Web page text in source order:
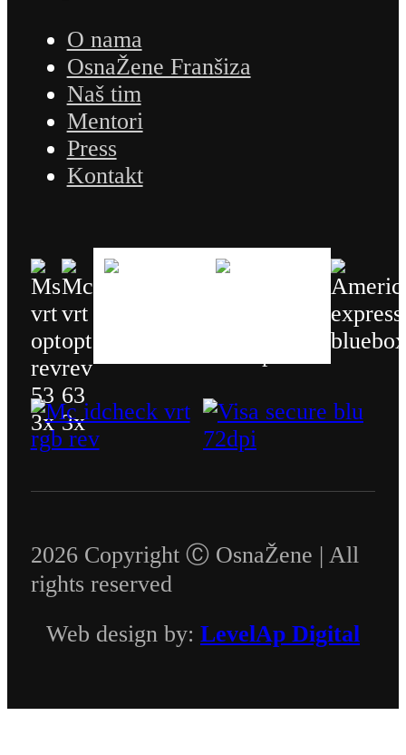
O nama
OsnaŽene Franšiza
Naš tim
Mentori
Press
Kontakt
2026 Copyright Ⓒ OsnaŽene | All
rights reserved
Web design by: LevelAp Digital